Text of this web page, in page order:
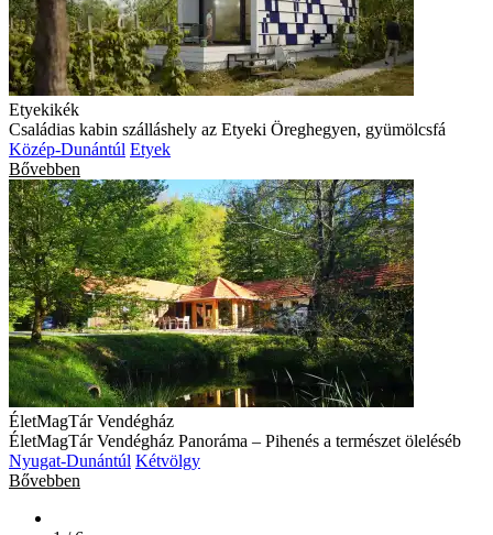
Etyekikék
Családias kabin szálláshely az Etyeki Öreghegyen, gyümölcsfá
Közép-Dunántúl Etyek
Bővebben
ÉletMagTár Vendégház
ÉletMagTár Vendégház Panoráma – Pihenés a természet öleléséb
Nyugat-Dunántúl Kétvölgy
Bővebben